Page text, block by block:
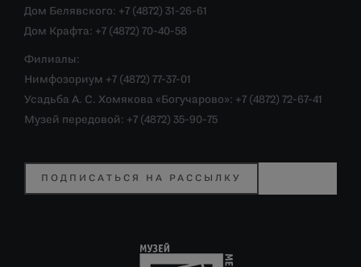
Дом Белявского: +7 (4872) 31-26-61
Дом Крафта: +7 (4872) 70-40-58
Филиалы:
Нимфозориум +7 (4872) 77-37-01
Усадьба А. С. Хомякова «Богучарово»: +7 (4872) 72-67-41
Музей передовой: +7 (4872) 35-90-75
ПОДПИСАТЬСЯ НА РАССЫЛКУ